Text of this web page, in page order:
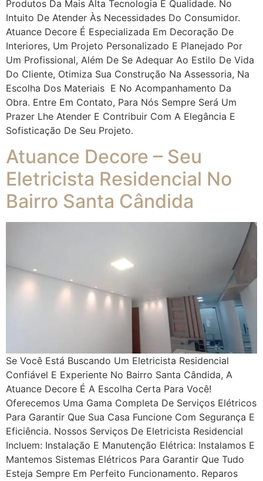
Produtos Da Mais Alta Tecnologia E Qualidade. No
Intuito De Atender Às Necessidades Do Consumidor.
Atuance Decore É Especializada Em Decoração De
Interiores, Um Projeto Personalizado E Planejado Por
Um Profissional, Além De Se Adequar Ao Estilo De Vida
Do Cliente, Otimiza Sua Construção Na Assessoria, Na
Escolha Dos Materiais E No Acompanhamento Da
Obra. Entre Em Contato, Para Nós Sempre Será Um
Prazer Lhe Atender E Contribuir Com A Elegância E
Sofisticação De Seu Projeto.
Atuance Decore – Seu
Eletricista Residencial No
Bairro Santa Cândida
Se Você Está Buscando Um Eletricista Residencial
Confiável E Experiente No Bairro Santa Cândida, A
Atuance Decore É A Escolha Certa Para Você!
Oferecemos Uma Gama Completa De Serviços Elétricos
Para Garantir Que Sua Casa Funcione Com Segurança E
Eficiência. Nossos Serviços De Eletricista Residencial
Incluem: Instalação E Manutenção Elétrica: Instalamos E
Mantemos Sistemas Elétricos Para Garantir Que Tudo
Esteja Sempre Em Perfeito Funcionamento. Reparos